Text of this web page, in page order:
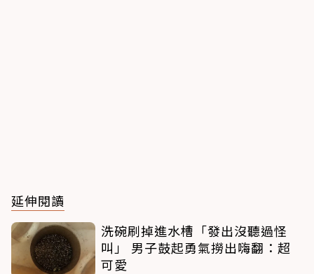
延伸閱讀
洗碗刷掉進水槽「發出沒聽過怪
叫」 男子鼓起勇氣撈出嗨翻：超
可愛